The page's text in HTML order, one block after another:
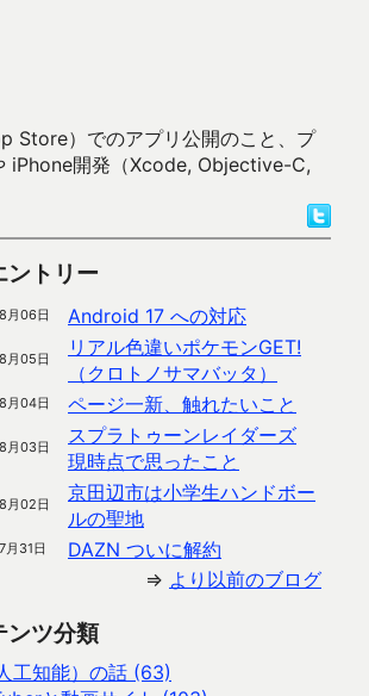
Store）でのアプリ公開のこと、プ
iPhone開発（Xcode, Objective-C,
ントリー
月06日 Android 17 への対応
月05日
リアル色違いポケモンGET!
（クロトノサマバッタ）
月04日 ページ一新、触れたいこと
月03日
スプラトゥーンレイダーズ
現時点で思ったこと
月02日
京田辺市は小学生ハンドボー
ルの聖地
31日
DAZN ついに解約
⇒ より以前のブログ
ンツ分類
工知能）の話 (63)